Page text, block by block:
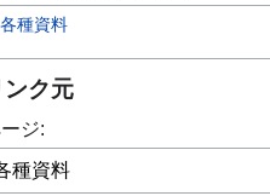
各種資料
ンク元
ジ: